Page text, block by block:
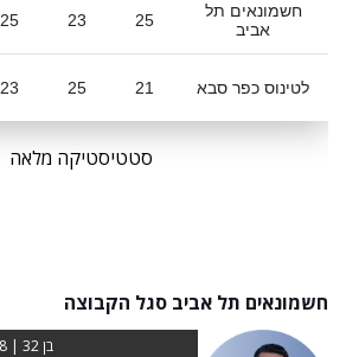
חשמונאים תל
אביב
25
23
25
לטינוס כפר סבא 21
25
23
סטטיסטיקה מלאה
חשמונאים תל אביב סגל הקבוצה
בן 32 | 1.78